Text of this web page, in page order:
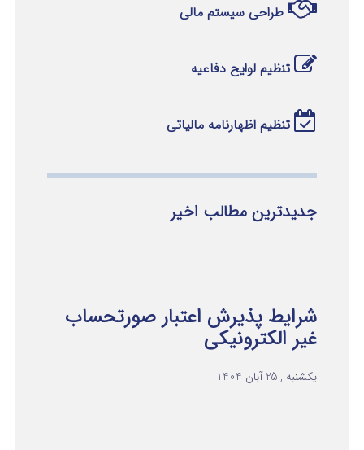
طراحی سیستم مالی
تنظیم لوایح دفاعیه
تنظیم اظهارنامه مالیاتی
جدیدترین مطالب اخیر
شرایط پذیرش اعتبار صورتحساب
غیر الکترونیکی
یکشنبه , 25 آبان 1404